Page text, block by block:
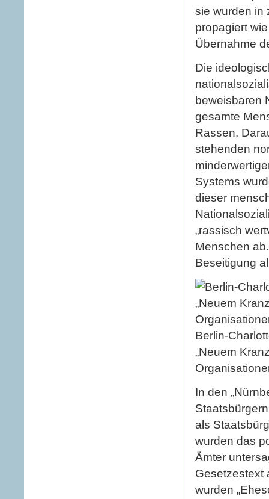
sie wurden in
propagiert
Übernahme
Die
beweisbaren
gesamte
Rassen.
stehenden
Systems
dieser
„rassisch
Menschen
Beseitigung
Berlin-
„Neuem
In den
als
wurden das
Ämter
Gesetzestext
wurden